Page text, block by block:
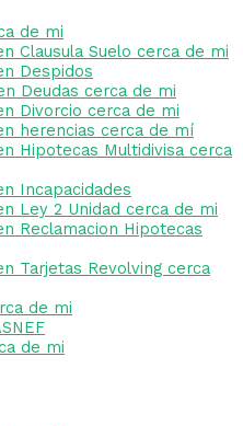
de mi
Clausula Suelo cerca de mi
Despidos
Deudas cerca de mi
Divorcio cerca de mi
herencias cerca de mí
Hipotecas Multidivisa cerca
Incapacidades
Ley 2 Unidad cerca de mi
Reclamacion Hipotecas
Tarjetas Revolving cerca
de mi
de mi